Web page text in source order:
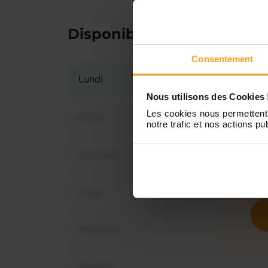
Consentement
Nous utilisons des Cookies
Les cookies nous
notre trafic et nos actions
Disponibilités
Lundi